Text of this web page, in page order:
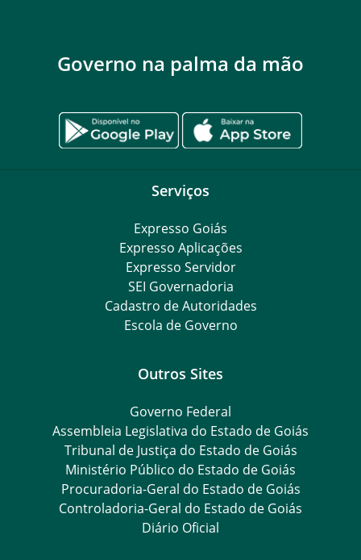
Governo na palma da mão
Serviços
Expresso Goiás
Expresso Aplicações
Expresso Servidor
SEI Governadoria
Cadastro de Autoridades
Escola de Governo
Outros Sites
Governo Federal
Assembleia Legislativa do Estado de Goiás
Tribunal de Justiça do Estado de Goiás
Ministério Público do Estado de Goiás
Procuradoria-Geral do Estado de Goiás
Controladoria-Geral do Estado de Goiás
Diário Oficial